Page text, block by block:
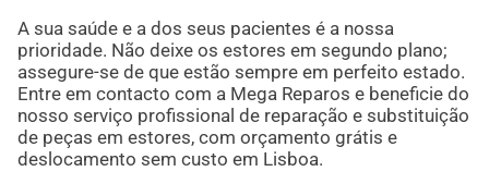
A sua saúde e a dos seus pacientes é a nossa
prioridade. Não deixe os estores em segundo plano;
assegure-se de que estão sempre em perfeito estado.
Entre em contacto com a Mega Reparos e beneficie do
nosso serviço profissional de reparação e substituição
de peças em estores, com orçamento grátis e
deslocamento sem custo em Lisboa.